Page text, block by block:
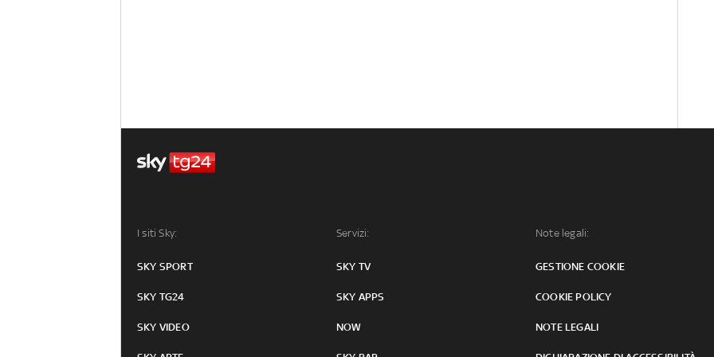
I siti Sky:
SKY SPORT
SKY TG24
SKY VIDEO
Servizi:
SKY TV
SKY APPS
NOW
Note legali:
GESTIONE COOKIE
COOKIE POLICY
NOTE LEGALI